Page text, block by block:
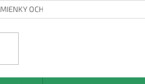
OCHRANY OSOBNÝCH ÚDAJOV